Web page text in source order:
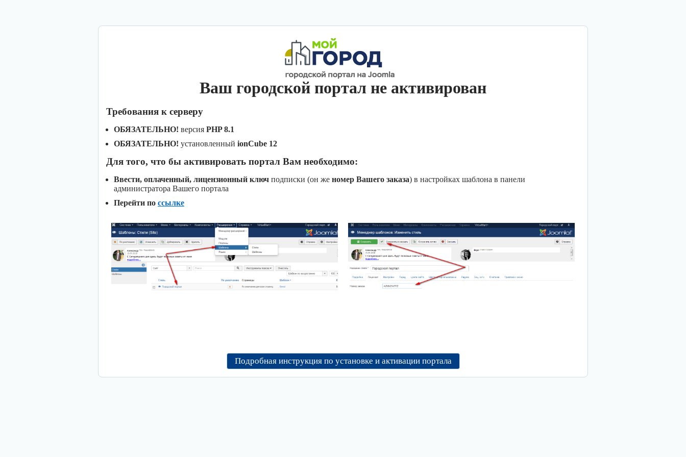
Ваш городской портал не активирован
Требования к серверу
ОБЯЗАТЕЛЬНО! версия PHP 8.1
ОБЯЗАТЕЛЬНО! установленный ionCube 12
Для того, что бы активировать портал Вам необходимо:
Ввести, оплаченный, лицензионный ключ подписки (он же номер Вашего заказа) в настройках шаблона в панели
администратора Вашего портала
Перейти по ссылке
Подробная инструкция по установке и активации портала